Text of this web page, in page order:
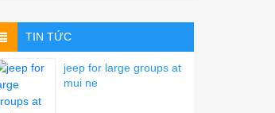
TIN TỨC
jeep for large groups at
mui ne